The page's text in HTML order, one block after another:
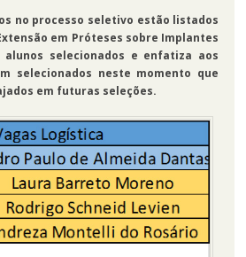
no processo seletivo estão listados
em Próteses sobre Implantes
selecionados e enfatiza aos
selecionados neste momento que
em futuras seleções.